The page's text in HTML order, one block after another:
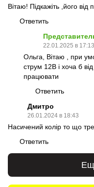
Вітаю! Підкажіть ,його
Ответить
22.01.2025 в 17:13
Ольга, Вітаю , при
струм 12В і хоча б
працювати
Ответить
Дмитро
26.01.2024 в 18:43
Насичений колір то що
Ответить